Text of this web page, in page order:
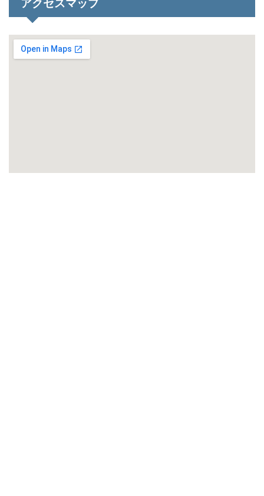
アクセスマップ